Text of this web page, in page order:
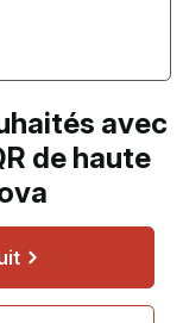
avec
de haute